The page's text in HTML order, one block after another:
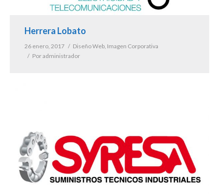
Herrera Lobato
26 enero, 2017 Diseño Web Imagen Corporativa
Poradministrador